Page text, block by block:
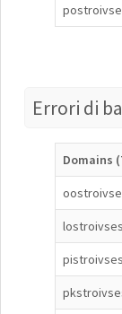
Errori di
Domains